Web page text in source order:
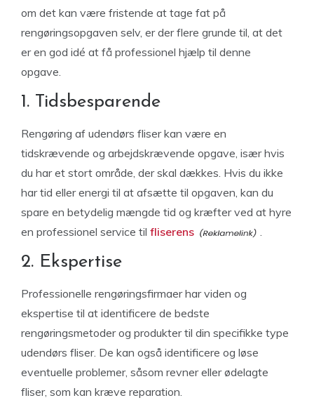
om det kan være fristende at tage fat på
rengøringsopgaven selv, er der flere grunde til, at det
er en god idé at få professionel hjælp til denne
opgave.
1. Tidsbesparende
Rengøring af udendørs fliser kan være en
tidskrævende og arbejdskrævende opgave, især hvis
du har et stort område, der skal dækkes. Hvis du ikke
har tid eller energi til at afsætte til opgaven, kan du
spare en betydelig mængde tid og kræfter ved at hyre
en professionel service til fliserens .
2. Ekspertise
Professionelle rengøringsfirmaer har viden og
ekspertise til at identificere de bedste
rengøringsmetoder og produkter til din specifikke type
udendørs fliser. De kan også identificere og løse
eventuelle problemer, såsom revner eller ødelagte
fliser, som kan kræve reparation.